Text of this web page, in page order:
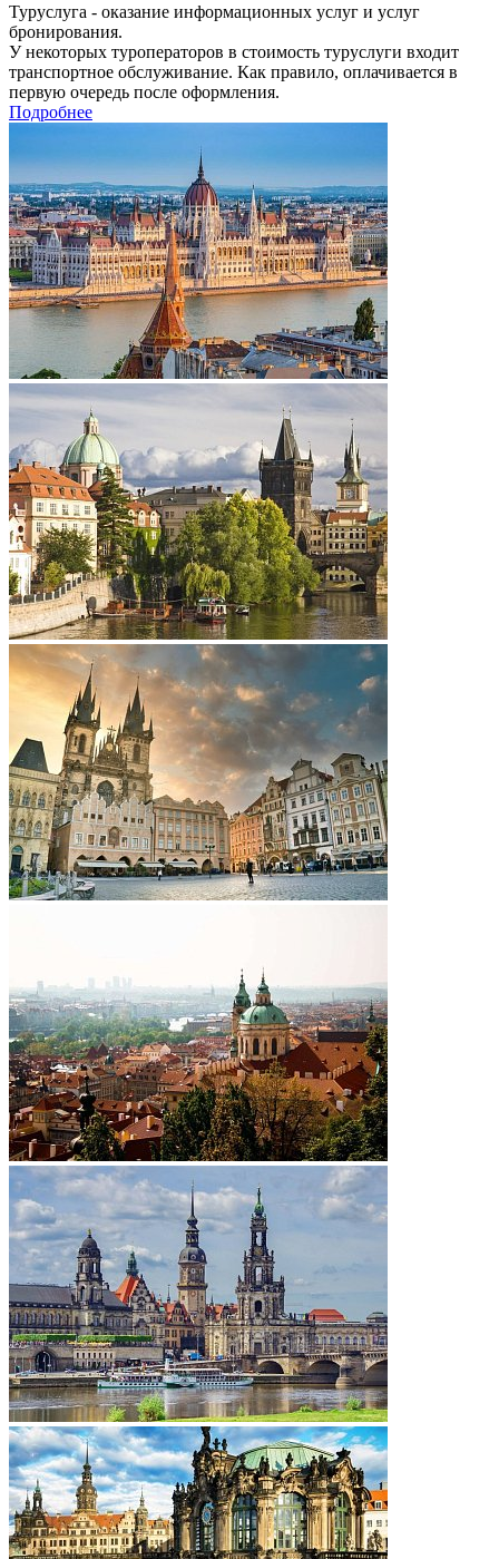
Туруслуга - оказание информационных услуг и услуг
бронирования.
У некоторых туроператоров в стоимость туруслуги входит
транспортное обслуживание. Как правило, оплачивается в
первую очередь после оформления.
Подробнее